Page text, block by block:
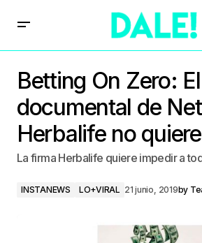
Betting On Zero: El
documental de
Herbalife no
La firma Herbalife quiere impedir a
INSTANEWS LO+VIRAL 21 junio, 2019by